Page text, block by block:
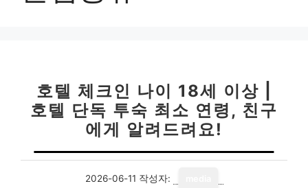
호텔 체크인 나이 18세 이상 |
호텔 단독 투숙 최소 연령, 친구
에게 알려드려요!
2026-06-11 작성자: